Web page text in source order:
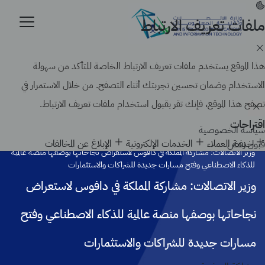
موقع حكومي رسمي تابع لحكومة المملكة العربية السعودية
كيف تتحقق
تجاوز
إلى
المحتوى
الرئيسي
اقتراحات
خدمة العملاء الخدمات الإلكترونية الإبلاغ عن المخالفات الرئيسية
أخبار الوزارة
وزير الاتصالات: مشاركة المملكة في دافوس لاستعراض نجاحاتها بوصفها منصة عالمية
للذكاء الاصطناعي وفتح مسارات جديدة للشراكات والاستثمارات
وزير الاتصالات: مشاركة المملكة في دافوس لاستعراض
نجاحاتها بوصفها منصة عالمية للذكاء الاصطناعي وفتح
مسارات جديدة للشراكات والاستثمارات
ملفات تعريف الارتباط
هذا الموقع يستخدم ملفات تعريف الارتباط الخاصة للتأكد من سهولة
الاستخدام وضمان تحسين تجربتك أثناء التصفح. من خلال الاستمرار في
تصفح هذا الموقع، فإنك تقر بقبول استخدام ملفات تعريف الارتباط.
سياسة الخصوصية
قبولرفض